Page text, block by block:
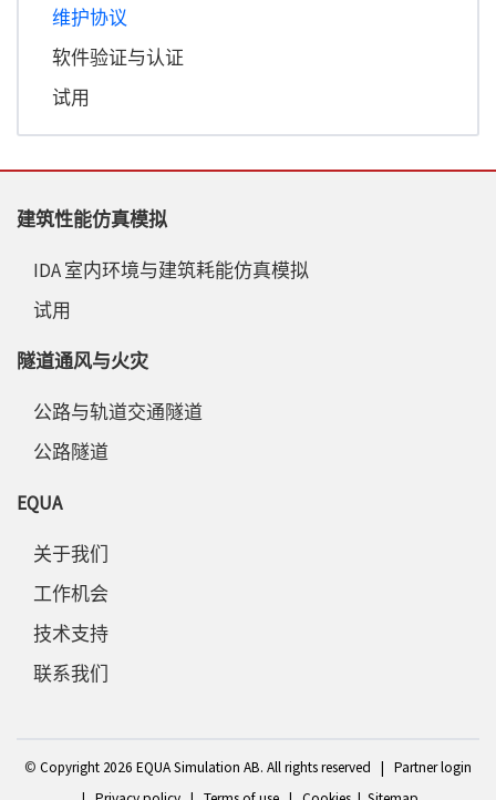
维护协议
软件验证与认证
试用
建筑性能仿真模拟
IDA 室内环境与建筑耗能仿真模拟
试用
隧道通风与火灾
公路与轨道交通隧道
公路隧道
EQUA
关于我们
工作机会
技术支持
联系我们
© Copyright 2026 EQUA Simulation AB. All rights reserved | Partner login